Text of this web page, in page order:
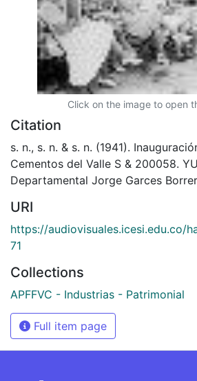
Click on the image to open
Citation
s. n., s. n. & s. n. (1941).
Cementos del Valle S & 200058.
Departamental Jorge Garces
URI
https://audiovisuales.icesi.edu.co/
71
Collections
APFFVC - Industrias - Patrimonial
Full item page